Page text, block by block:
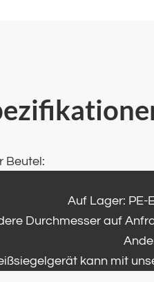
Beutel:
Auf Lager: PE-
Durchmesser auf
kann mit